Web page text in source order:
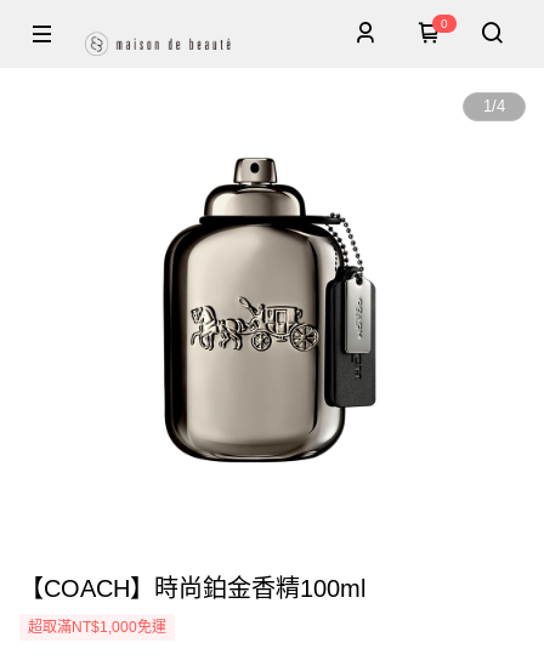
0
1/4
【COACH】時尚鉑金香精100ml
超取滿NT$1,000免運